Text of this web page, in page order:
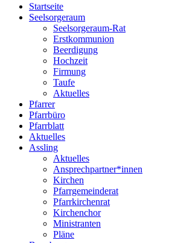
Startseite
Seelsorgeraum
Seelsorgeraum-Rat
Erstkommunion
Beerdigung
Hochzeit
Firmung
Taufe
Aktuelles
Pfarrer
Pfarrbüro
Pfarrblatt
Aktuelles
Assling
Aktuelles
Ansprechpartner*innen
Kirchen
Pfarrgemeinderat
Pfarrkirchenrat
Kirchenchor
Ministranten
Pläne